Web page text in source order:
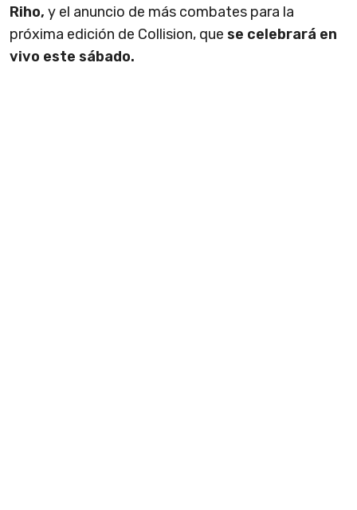
Riho, y el anuncio de más combates para la
próxima edición de Collision, que se celebrará en
vivo este sábado.